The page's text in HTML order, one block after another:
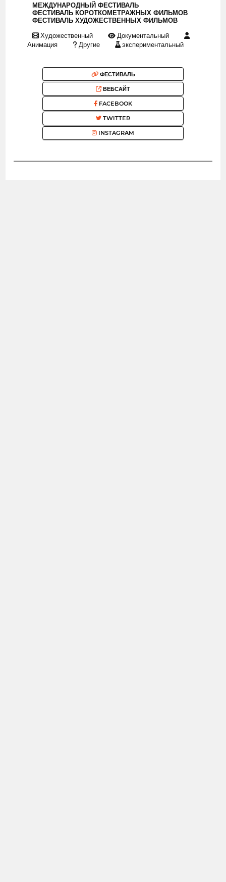
МЕЖДУНАРОДНЫЙ ФЕСТИВАЛЬ
ФЕСТИВАЛЬ КОРОТКОМЕТРАЖНЫХ ФИЛЬМОВ
ФЕСТИВАЛЬ ХУДОЖЕСТВЕННЫХ ФИЛЬМОВ
Художественный
Документальный
Анимация
Другие экспериментальный
ФЕСТИВАЛЬ
ВЕБСАЙТ
FACEBOOK
TWITTER
INSTAGRAM